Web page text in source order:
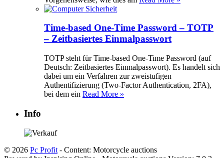
Time-based One-Time Password – TOTP
– Zeitbasiertes Einmalpasswort
TOTP steht für Time-based One-Time Password (auf
Deutsch: Zeitbasiertes Einmalpasswort). Es handelt sich
dabei um ein Verfahren zur zweistufigen
Authentifizierung (Two-Factor Authentication, 2FA),
bei dem ein Read More »
Info
© 2026 Pc Profit - Content: Motorcycle auctions